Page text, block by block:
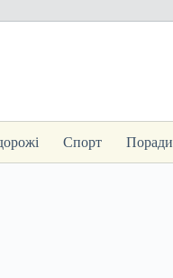
Спорт Поради